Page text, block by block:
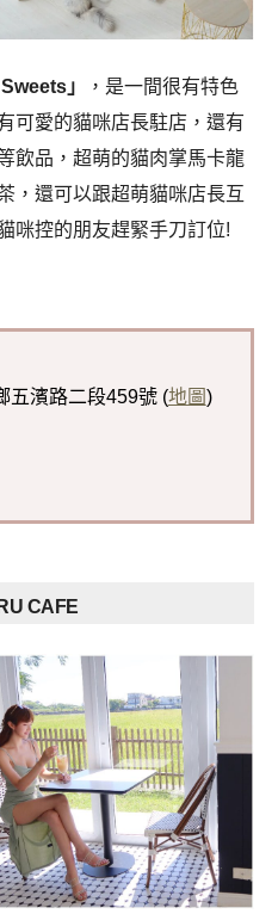
」
，是一間很有特色
可愛的貓咪店長駐店，還有
飲品，超萌的貓肉掌馬卡龍
，還可以跟超萌貓咪店長互
咪控的朋友趕緊手刀訂位!
濱路二段459號 (地圖)
CAFE